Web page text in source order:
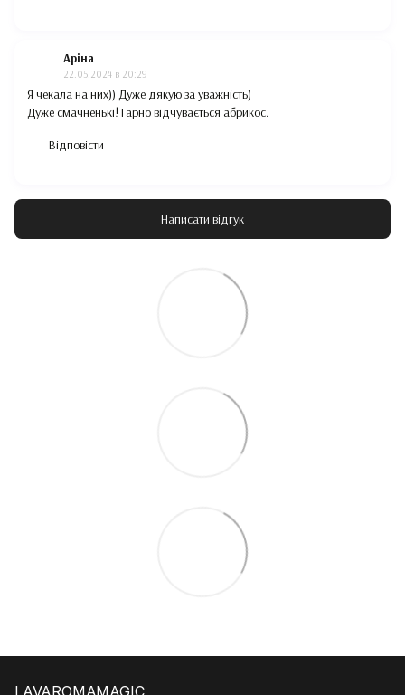
Аріна
22.05.2024 в 20:29
Я чекала на них)) Дуже дякую за уважність)
Дуже смачненькі! Гарно відчувається абрикос.
Відповісти
Написати відгук